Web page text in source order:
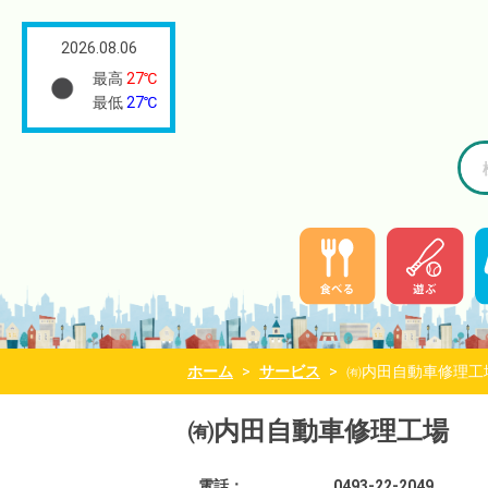
2026.08.06
最高 27℃
最低 27℃
ホーム > サービス > ㈲内田自動車修理工
㈲内田自動車修理工場